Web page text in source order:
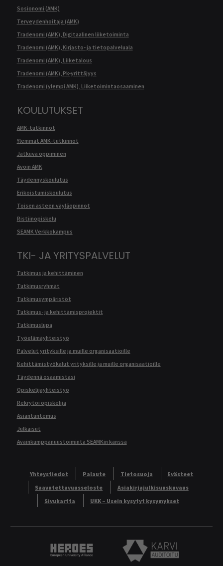
Sosionomi (AMK)
Terveydenhoitaja (AMK)
Tradenomi (AMK), Digitaalinen liiketoiminta
Tradenomi (AMK), Kirjasto- ja tietopalveluala
Tradenomi (AMK), Liiketalous
Tradenomi (AMK), Pk-yrittäjyys
Tradenomi (ylempi AMK), Liiketoimintaosaaminen
KOULUTUKSET
AMK-tutkinnot
Ylemmät AMK-tutkinnot
Jatkuva oppiminen
Avoin AMK
Täydennyskoulutus
Erikoistumiskoulutus
Toisen asteen väyläopinnot
Ristiinopiskelu
SEAMK Verkkokampus
TKI- JA YRITYSPALVELUT
Tutkimus ja kehittäminen
Tutkimusryhmät
Tutkimusympäristöt
Tutkimus- ja kehittämisprojektit
Tutkimuslupa
Työelämäyhteistyö
Palvelut yrityksille ja muille organisaatioille
Kehittämistyökalut yrityksille ja muille organisaatioille
Täydennä osaamistasi
Opiskelijayhteistyö
Rekrytoi opiskelija
Asiantuntemus
Julkaisut
Avainkumppanuustoiminta SEAMKin kanssa
Yhteystiedot Palaute Tietosuoja
Evästeet
Saavutettavuusseloste
Asiakirjajulkisuuskuvaus
Sivukartta
UKK – Usein kysytyt kysymykset
Heroes European University Alliance logo
Karvi Auditoitu logo